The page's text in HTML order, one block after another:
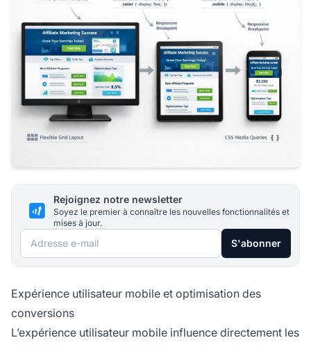
Rejoignez notre newsletter
Soyez le premier à connaître les nouvelles fonctionnalités et
mises à jour.
Adresse e-mail S'abonner
Expérience utilisateur mobile et optimisation des
conversions
L’expérience utilisateur mobile influence directement les